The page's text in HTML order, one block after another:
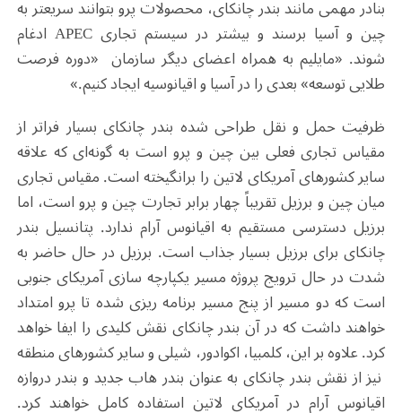
بنادر مهمی مانند بندر چانکای، محصولات پرو بتوانند سریعتر به
چین و آسیا برسند و بیشتر در سیستم تجاری APEC ادغام
شوند. «مایلیم به همراه اعضای دیگر سازمان «دوره فرصت
طلایی توسعه» بعدی را در آسیا و اقیانوسیه ایجاد کنیم.»
ظرفیت حمل و نقل طراحی شده بندر چانکای بسیار فراتر از
مقیاس تجاری فعلی بین چین و پرو است به گونه‌ای که علاقه
سایر کشورهای آمریکای لاتین را برانگیخته است. مقیاس تجاری
میان چین و برزیل تقریباً چهار برابر تجارت چین و پرو است، اما
برزیل دسترسی مستقیم به اقیانوس آرام ندارد. پتانسیل بندر
چانکای برای برزیل بسیار جذاب است. برزیل در حال حاضر به
شدت در حال ترویج پروژه مسیر یکپارچه سازی آمریکای جنوبی
است که دو مسیر از پنج مسیر برنامه ریزی شده تا پرو امتداد
خواهند داشت که در آن بندر چانکای نقش کلیدی را ایفا خواهد
کرد. علاوه بر این، کلمبیا، اکوادور، شیلی و سایر کشورهای منطقه
نیز از نقش بندر چانکای به عنوان بندر هاب جدید و بندر دروازه
اقیانوس آرام در آمریکای لاتین استفاده کامل خواهند کرد.